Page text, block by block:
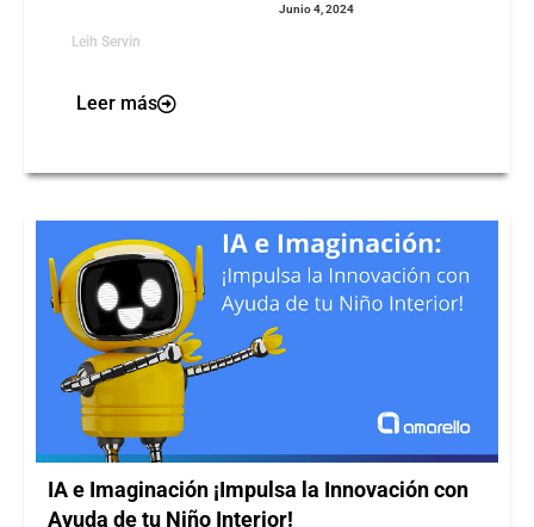
Leih Servin
Junio 4, 2024
Leer más
IA e Imaginación ¡Impulsa la Innovación con
Ayuda de tu Niño Interior!